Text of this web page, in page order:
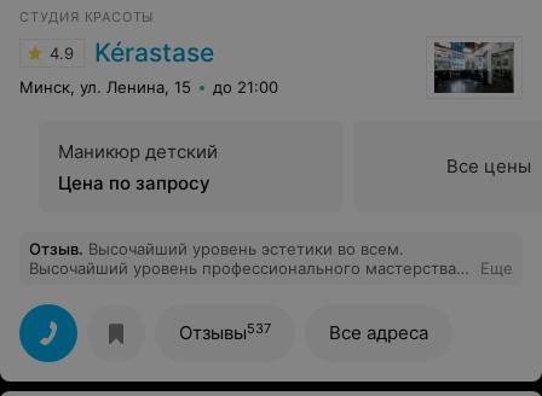
СТУДИЯ КРАСОТЫ
4.9 Kérastase
Минск, ул. Ленина, 15 до 21:00
Маникюр детский
Цена по запросу
Все цены
Отзыв. Высочайший уровень эстетики во всем.
Высочайший уровень профессионального мастерства.
визита в Институт красоты к Мастеру своего дела -
Аксинье. Прекрасно оформленные волосы - тот
результат, о котором мечтает каждый, кто идёт за
стрижкой. Он есть у меня. Спасибо, Аксинья! Спасибо,
Институт. До новых встреч!
Еще
Отзывы537 Все адреса